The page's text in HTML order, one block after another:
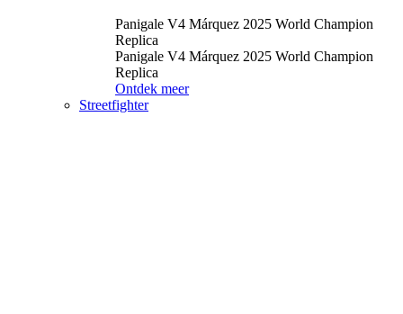
Panigale V4 Márquez 2025 World Champion
Replica
Panigale V4 Márquez 2025 World Champion
Replica
Ontdek meer
Streetfighter